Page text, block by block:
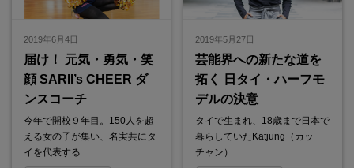
2019年6月4日
届け！ 元気・勇気・笑
顔 SARII’s CHEER ダ
ンスコーチ
今年で開校９年目。150人を超
える女の子が集い、名実共にタ
イを代表する…
2019年5月27日
芸能界への新たな道を
拓く 日タイ・ハーフモ
デルの決意
タイで生まれ、18歳まで日本で
暮らしていたKatjung（カッ
チャン）…